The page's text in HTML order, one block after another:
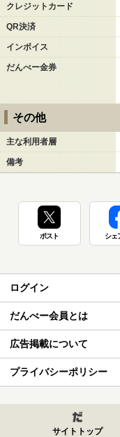
クレジットカード
QR決済
インボイス
だんべー金券
その他
主な利用者層
備考
ポスト シェ
ログイン
だんべー会員とは
広告掲載について
プライバシーポリシー
サイトトップ